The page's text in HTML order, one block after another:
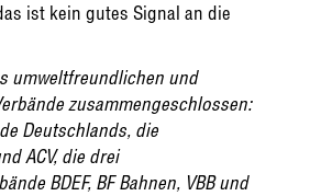
ist kein gutes Signal an die
umweltfreundlichen und
zusammengeschlossen:
Deutschlands, die
ACV, die drei
BDEF, BF Bahnen, VBB und